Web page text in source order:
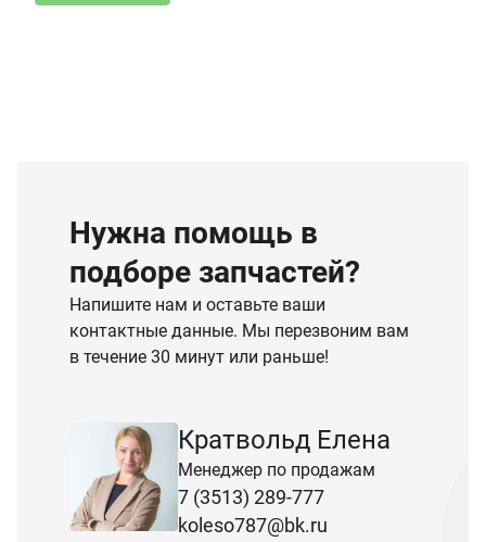
Нужна помощь в
подборе запчастей?
Напишите нам и оставьте ваши
контактные данные. Мы перезвоним вам
в течение 30 минут или раньше!
Кратвольд Елена
Менеджер по продажам
7 (3513) 289-777
koleso787@bk.ru